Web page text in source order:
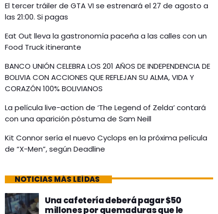
El tercer tráiler de GTA VI se estrenará el 27 de agosto a
las 21:00. Si pagas
Eat Out lleva la gastronomía paceña a las calles con un
Food Truck itinerante
BANCO UNIÓN CELEBRA LOS 201 AÑOS DE INDEPENDENCIA DE
BOLIVIA CON ACCIONES QUE REFLEJAN SU ALMA, VIDA Y
CORAZÓN 100% BOLIVIANOS
La película live-action de ‘The Legend of Zelda’ contará
con una aparición póstuma de Sam Neill
Kit Connor sería el nuevo Cyclops en la próxima película
de “X-Men”, según Deadline
NOTICIAS MÁS LEÍDAS
Una cafetería deberá pagar $50
millones por quemaduras que le